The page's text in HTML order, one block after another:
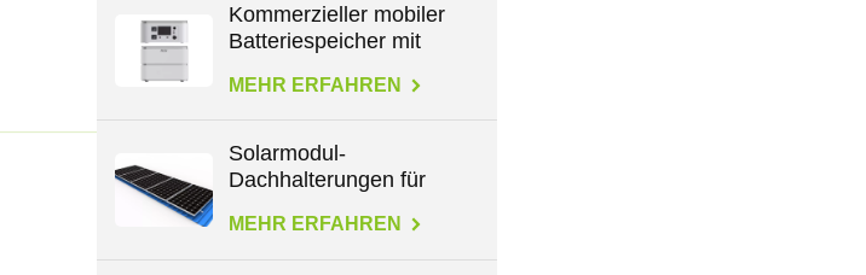
Kommerzieller mobiler
Batteriespeicher mit
2,3 kWh
MEHR ERFAHREN
Solarmodul-
Dachhalterungen für
MEHR ERFAHREN